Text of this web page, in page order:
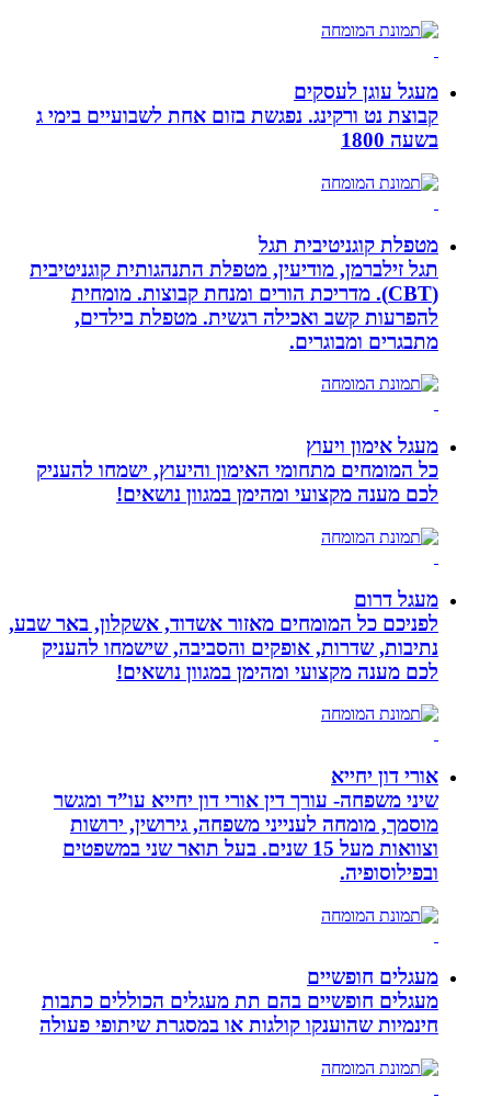
מעגל עוגן לעסקים
קבוצת נט ורקינג. נפגשת בזום אחת לשבועיים בימי ג
בשעה 1800
מטפלת קוגניטיבית תגל
תגל זילברמן, מודיעין, מטפלת התנהגותית קוגניטיבית
(CBT). מדריכת הורים ומנחת קבוצות. מומחית
להפרעות קשב ואכילה רגשית. מטפלת בילדים,
מתבגרים ומבוגרים.
מעגל אימון ויעוץ
כל המומחים מתחומי האימון והיעוץ, ישמחו להעניק
לכם מענה מקצועי ומהימן במגוון נושאים!
מעגל דרום
לפניכם כל המומחים מאזור אשדוד, אשקלון, באר שבע,
נתיבות, שדרות, אופקים והסביבה, שישמחו להעניק
לכם מענה מקצועי ומהימן במגוון נושאים!
אורי דון יחייא
שיני משפחה- עורך דין אורי דון יחייא עו”ד ומגשר
מוסמך, מומחה לענייני משפחה, גירושין, ירושות
וצוואות מעל 15 שנים. בעל תואר שני במשפטים
ובפילוסופיה.
מעגלים חופשיים
מעגלים חופשיים בהם תת מעגלים הכוללים כתבות
חינמיות שהוענקו קולגות או במסגרת שיתופי פעולה